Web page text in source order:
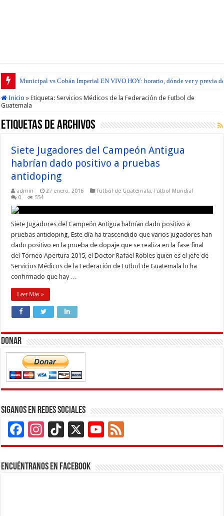
Municipal vs Cobán Imperial EN VIVO HOY: horario, dónde ver y previa
Inicio » Etiqueta:Servicios Médicos de la Federación de Futbol de
Guatemala
Etiquetas de Archivos
Siete Jugadores del Campeón Antigua
habrían dado positivo a pruebas
antidoping
admin 27 enero, 2016 Fútbol de Guatemala, Fútbol Mundial
0
554
Siete Jugadores del Campeón Antigua habrían dado positivo a
pruebas antidoping, Este día ha trascendido que varios jugadores han
dado positivo en la prueba de dopaje que se realiza en la fase final
del Torneo Apertura 2015, el Doctor Rafael Robles quien es el jefe de
Servicios Médicos de la Federación de Futbol de Guatemala lo ha
confirmado que hay …
Leer Más »
Donar
Siganos en Redes Sociales
Facebook
Instagram
TikTok
X
YouTube
Channel
Encuéntranos en Facebook